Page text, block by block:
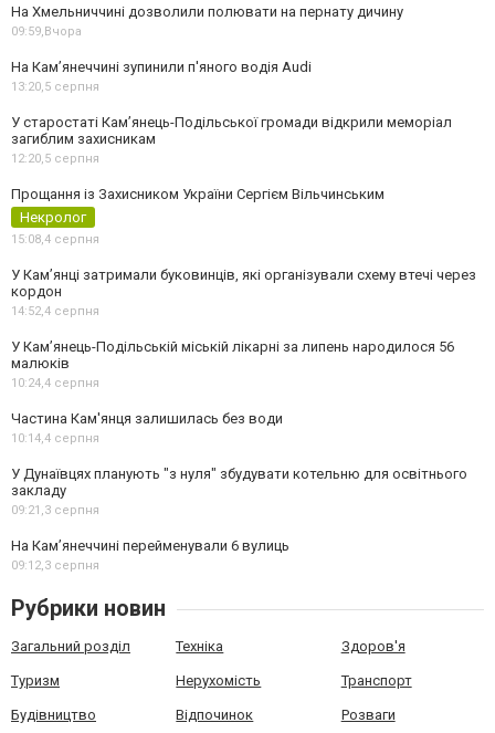
На Хмельниччині дозволили полювати на пернату дичину
09:59,Вчора
На Камʼянеччині зупинили п'яного водія Audi
13:20,5 серпня
У старостаті Кам’янець-Подільської громади відкрили меморіал
загиблим захисникам
12:20,5 серпня
Прощання із Захисником України Сергієм Вільчинським
Некролог
15:08,4 серпня
У Кам’янці затримали буковинців, які організували схему втечі через
кордон
14:52,4 серпня
У Кам’янець-Подільській міській лікарні за липень народилося 56
малюків
10:24,4 серпня
Частина Кам'янця залишилась без води
10:14,4 серпня
У Дунаївцях планують "з нуля" збудувати котельню для освітнього
закладу
09:21,3 серпня
На Камʼянеччині перейменували 6 вулиць
09:12,3 серпня
Рубрики новин
Загальний розділ Техніка Здоров'я
Туризм Нерухомість Транспорт
Будівництво Відпочинок Розваги